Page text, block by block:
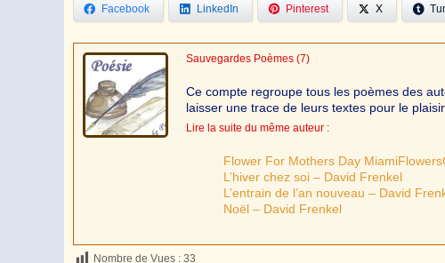
Facebook LinkedIn Pinterest X
Sauvegardes Poèmes (7)
Ce compte regroupe tous les poèmes des
laisser une trace de leurs textes pour le
Lire la suite du même auteur :
Flower For Mothers Day
L’hiver chez soi – David Frenkel
L’entrain de l’an nouveau – David
Noël – David Frenkel
Nombre de Vues : 33